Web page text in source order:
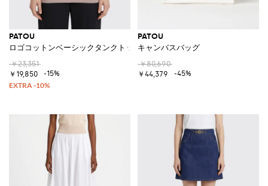
PATOU
ロゴコットンベーシックタンクトップ
￥23,351
￥19,850
-15%
PATOU
キャンバスバッグ
￥80,690
￥44,379
-45%